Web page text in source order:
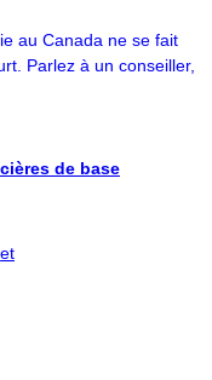
au Canada ne se fait
Parlez à un conseiller,
de base